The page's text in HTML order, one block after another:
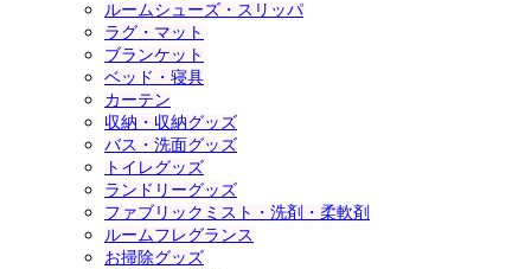
ルームシューズ・スリッパ
ラグ・マット
ブランケット
ベッド・寝具
カーテン
収納・収納グッズ
バス・洗面グッズ
トイレグッズ
ランドリーグッズ
ファブリックミスト・洗剤・柔軟剤
ルームフレグランス
お掃除グッズ